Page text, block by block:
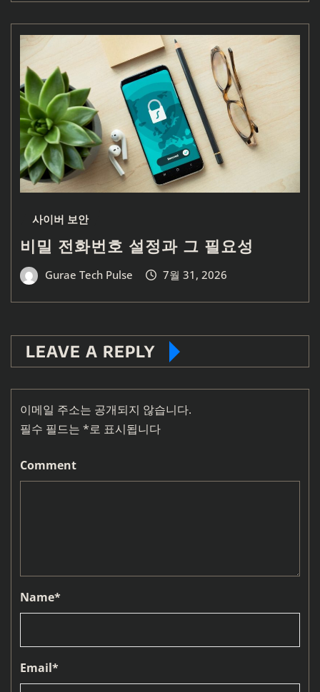
사이버 보안
비밀 전화번호 설정과 그 필요성
Gurae Tech Pulse 7월 31, 2026
LEAVE A REPLY
이메일 주소는 공개되지 않습니다.
필수 필드는 *로 표시됩니다
Comment
Name*
Email*